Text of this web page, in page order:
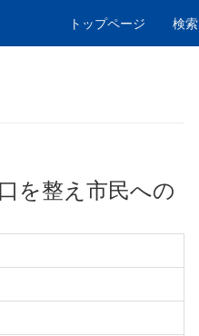
トップページ 検索
を整え市民への